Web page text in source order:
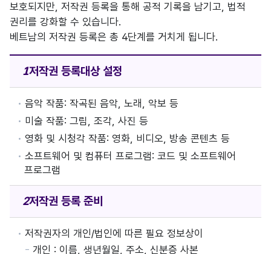
보호되지만, 저작권 등록을 통해 공적 기록을 남기고, 법적
권리를 강화할 수 있습니다.
베트남의 저작권 등록은 총 4단계를 거치게 됩니다.
저작권 등록대상 설정
음악 작품: 작곡된 음악, 노래, 악보 등
미술 작품: 그림, 조각, 사진 등
영화 및 시청각 작품: 영화, 비디오, 방송 콘텐츠 등
소프트웨어 및 컴퓨터 프로그램: 코드 및 소프트웨어
프로그램
저작권 등록 준비
저작권자의 개인/법인에 따른 필요 정보상이
개인 : 이름, 생년월일, 주소, 신분증 사본